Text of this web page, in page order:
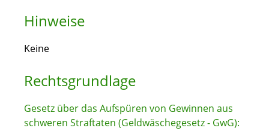
Hinweise
Keine
Rechtsgrundlage
Gesetz über das Aufspüren von Gewinnen aus
schweren Straftaten (Geldwäschegesetz - GwG):